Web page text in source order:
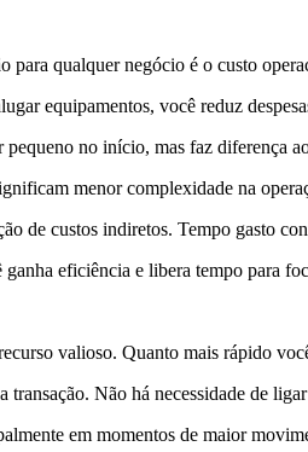
para qualquer negócio é o custo
equipamentos, você reduz
pequeno no início, mas faz diferença
menor complexidade na
de custos indiretos. Tempo gasto
eficiência e libera tempo para
valioso. Quanto mais rápido
Não há necessidade de
em momentos de maior